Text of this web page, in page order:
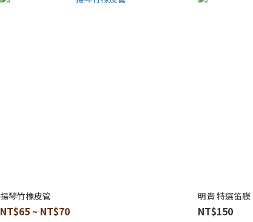
揚琴竹橡皮管
NT$65 ~ NT$70
明貴 特選笛膜
NT$150